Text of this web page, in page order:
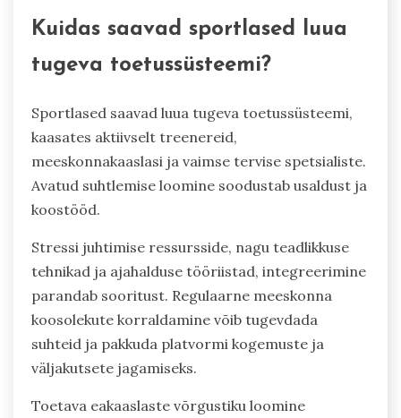
Kuidas saavad sportlased luua
tugeva toetussüsteemi?
Sportlased saavad luua tugeva toetussüsteemi,
kaasates aktiivselt treenereid,
meeskonnakaaslasi ja vaimse tervise spetsialiste.
Avatud suhtlemise loomine soodustab usaldust ja
koostööd.
Stressi juhtimise ressursside, nagu teadlikkuse
tehnikad ja ajahalduse tööriistad, integreerimine
parandab sooritust. Regulaarne meeskonna
koosolekute korraldamine võib tugevdada
suhteid ja pakkuda platvormi kogemuste ja
väljakutsete jagamiseks.
Toetava eakaaslaste võrgustiku loomine